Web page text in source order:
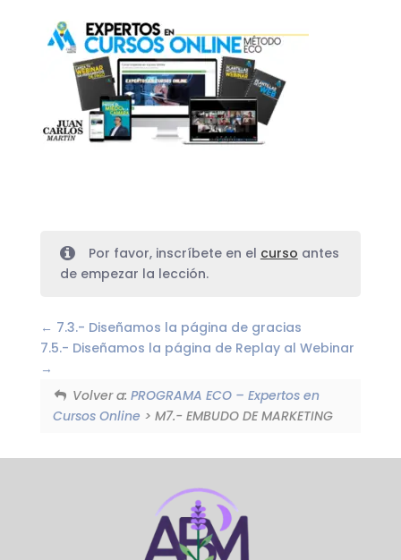
Por favor, inscríbete en el curso antes
de empezar la lección.
7.3.- Diseñamos la página de gracias
7.5.- Diseñamos la página de Replay al Webinar
Volver a:PROGRAMA ECO – Expertos en
Cursos Online > M7.- EMBUDO DE MARKETING